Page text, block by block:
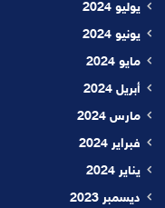
يوليو 2024
يونيو 2024
مايو 2024
أبريل 2024
مارس 2024
فبراير 2024
يناير 2024
ديسمبر 2023